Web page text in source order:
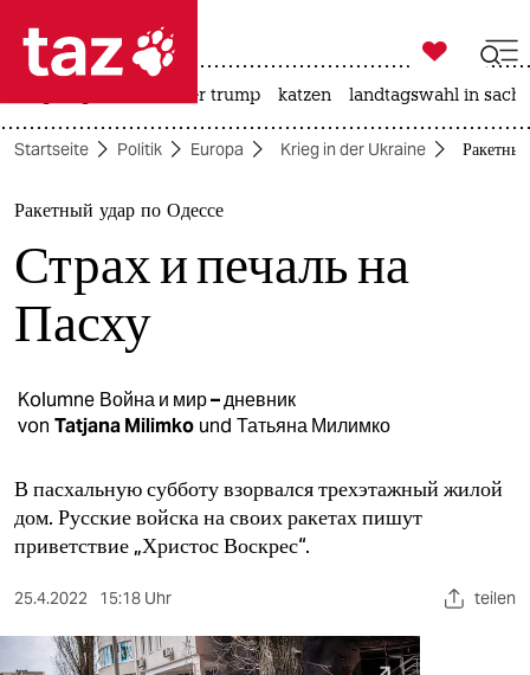
 taz zahl ich
taz zahl ich
themen
politik
kultur
sport
berlin
nord
wahrheit

taz zahl ich
usa unter trump katzen landtagswahl in
Startseite Politik Europa Krieg in der Ukraine
Ракетный удар по Одессе
Страх и печаль на
Пасху
Kolumne Война и мир – дневник
von Tatjana Milimko und Татьяна Милимко
В пасхальную субботу взорвался трехэтажный жилой
дом. Русские войска на своих ракетах пишут
приветствие „Христос Воскрес“.
25.4.2022 15:18 Uhr teilen